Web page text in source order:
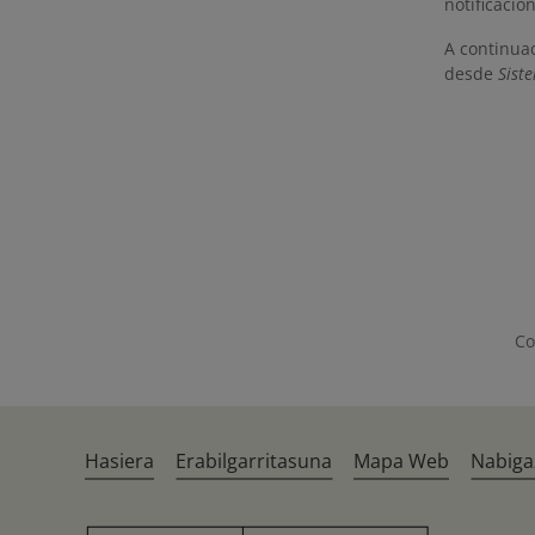
A
desde
Hasiera Erabilgarritasuna Mapa Web